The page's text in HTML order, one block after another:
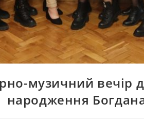
музичний вечір
народження